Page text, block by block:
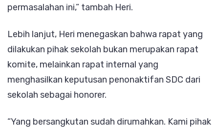
permasalahan ini,” tambah Heri.
Lebih lanjut, Heri menegaskan bahwa rapat yang
dilakukan pihak sekolah bukan merupakan rapat
komite, melainkan rapat internal yang
menghasilkan keputusan penonaktifan SDC dari
sekolah sebagai honorer.
“Yang bersangkutan sudah dirumahkan. Kami pihak